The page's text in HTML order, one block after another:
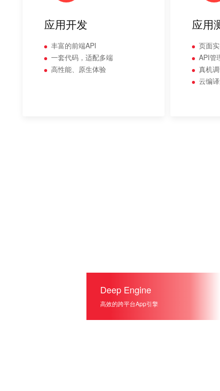
应用开发
丰富的前端API
一套代码，适配多端
高性能、原生体验
应用
页面
API管
真机
云编
Deep Engine
高效的跨平台App引擎